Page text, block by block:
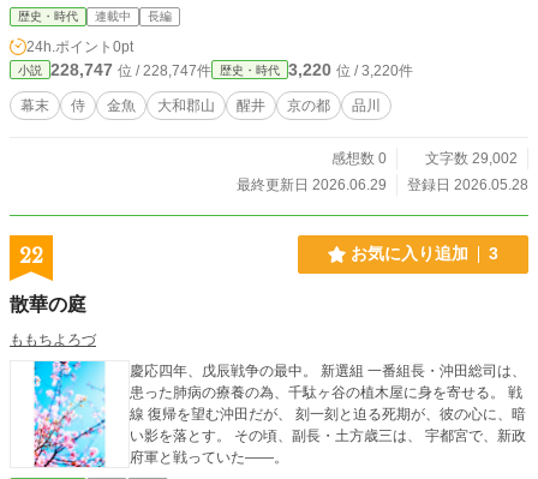
れた佑馬は、ヒナから出された危険な契約を結ぶ羽目にな
る。その直後、家老の命令で、佑馬は金魚鉢を作るために京
へ行くことになり、金魚鉢製作に励む。だが、異人館の警護
のために品川へと移動しなければならなくなる。幕末の政治
情勢の急激な変化に翻弄される佑馬は、悪戦苦闘するが、ど
うにもならない非力な自分を知る。醒井宿がつぶれ解任され
養殖池で再会した菜緒と結婚する。嵐の日、佑馬は濁流で溺
れそうになるが、ヒナに命を救われ、ヒナの正体を始めて知
歴史・時代 連載中 長編
24h.ポイント 0pt
小説 228,747 位 / 228,747件 歴史・時代 3,220 位 / 3,220件
幕末 侍 金魚 大和郡山 醒井 京の都 品川
感想数 0
文字数 29,002
最終更新日 2026.06.29
登録日 2026.05.28
22 お気に入り追加 3
散華の庭
ももちよろづ
慶応四年、戊辰戦争の最中。 新選組 一番組長・沖田総司は、
患った肺病の療養の為、千駄ヶ谷の植木屋に身を寄せる。 戦
線 復帰を望む沖田だが、 刻一刻と迫る死期が、彼の心に、暗
い影を落とす。 その頃、副長・土方歳三は、 宇都宮で、新政
府軍と戦っていた――。